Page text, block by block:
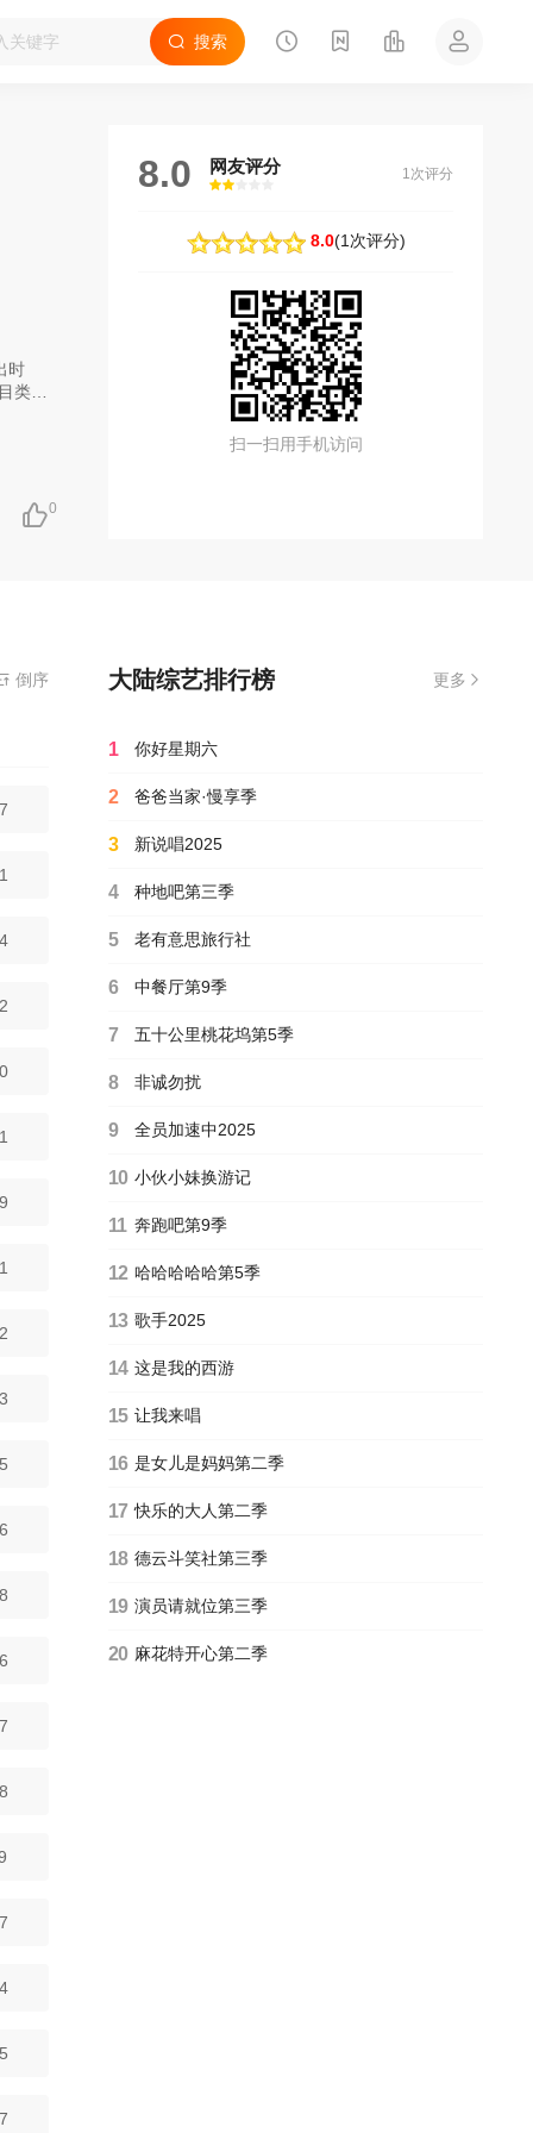
搜索
时
类
是我
那么
片人
0
8.0 网友评分
很差
较差还行推荐力荐
1次评分
8.0(1次评分)
扫一扫用手机访问
看播放非诚勿扰综艺全集完整版,无需安装播放器
倒序 大陆综艺排行榜 更多
1 你好星期六
2 爸爸当家·慢享季
3 新说唱2025
4 种地吧第三季
5 老有意思旅行社
6 中餐厅第9季
7 五十公里桃花坞第5季
8 非诚勿扰
9 全员加速中2025
10 小伙小妹换游记
11 奔跑吧第9季
12 哈哈哈哈哈第5季
13 歌手2025
14 这是我的西游
15 让我来唱
16 是女儿是妈妈第二季
17 快乐的大人第二季
18 德云斗笑社第三季
19 演员请就位第三季
20 麻花特开心第二季